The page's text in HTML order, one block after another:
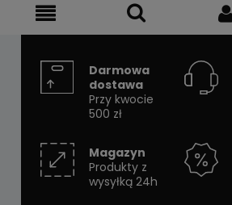
Darmowa
dostawa
Przy kwocie
500 zł
Magazyn
Produkty z
wysyłką 24h